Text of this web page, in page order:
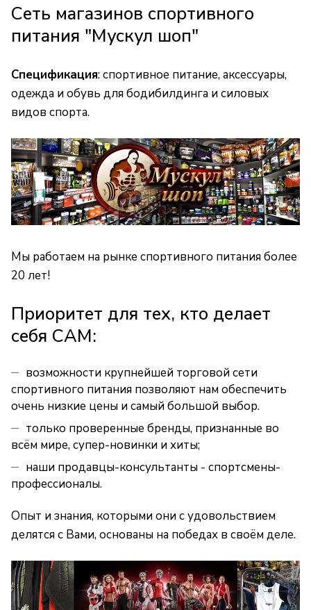
Сеть магазинов спортивного
питания "Мускул шоп"
Спецификация: спортивное питание, аксессуары,
одежда и обувь для бодибилдинга и силовых
видов спорта.
Мы работаем на рынке спортивного питания более
20 лет!
Приоритет для тех, кто делает
себя САМ:
возможности крупнейшей торговой сети
спортивного питания позволяют нам обеспечить
очень низкие цены и самый большой выбор.
только проверенные бренды, признанные во
всём мире, супер-новинки и хиты;
наши продавцы-консультанты - спортсмены-
профессионалы.
Опыт и знания, которыми они с удовольствием
делятся с Вами, основаны на победах в своём деле.